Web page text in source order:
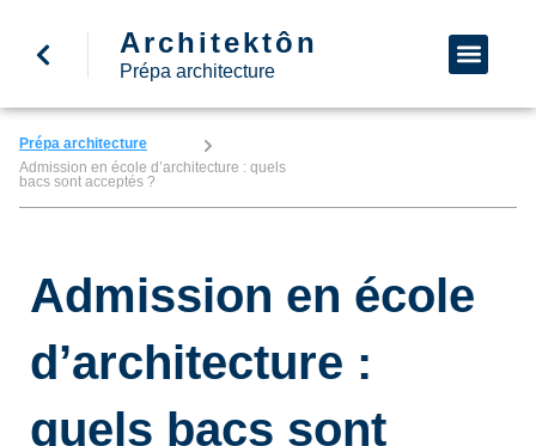
Architektôn
Prépa architecture
Prépa architecture
Admission en école d’architecture : quels
bacs sont acceptés ?
Admission en école
d’architecture :
quels bacs sont